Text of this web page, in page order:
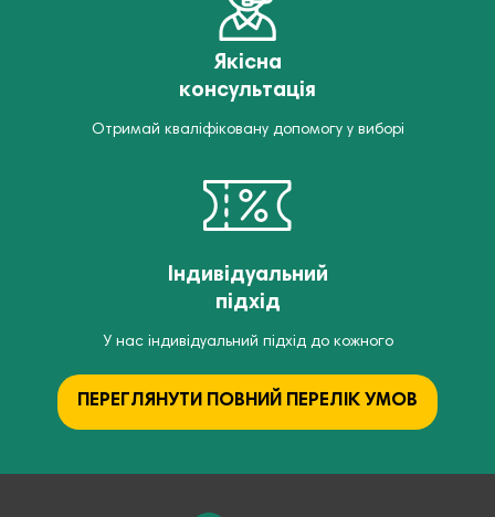
Якісна
консультація
Отримай кваліфіковану допомогу у виборі
Індивідуальний
підхід
У нас індивідуальний підхід до кожного
ПЕРЕГЛЯНУТИ ПОВНИЙ ПЕРЕЛІК УМОВ